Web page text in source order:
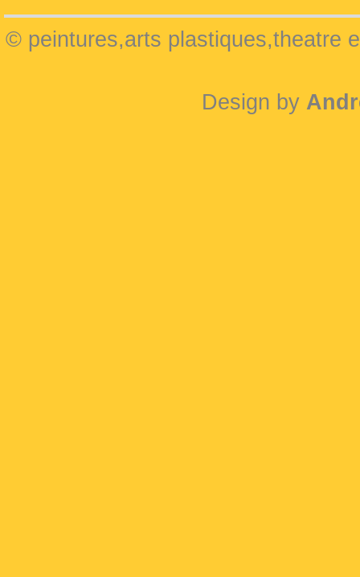
© peintures,arts plastiques,theatre
Design by